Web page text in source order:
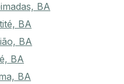
BA
BA
BA
BA
BA